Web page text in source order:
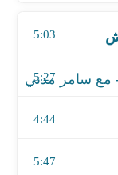
5:03
5:27
4:44
5:47